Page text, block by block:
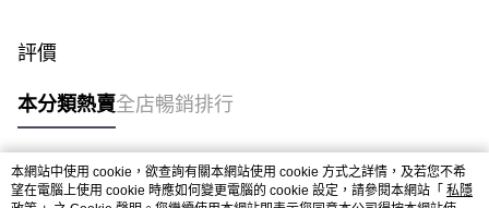
評價
本分類熱賣全店暢銷排行
熱門標籤
本網站中使用 cookie，欲查詢有關本網站使用 cookie 方式之詳情，及若您不希
望在電腦上使用 cookie 時應如何變更電腦的 cookie 設定，請參閱本網站「 私隱